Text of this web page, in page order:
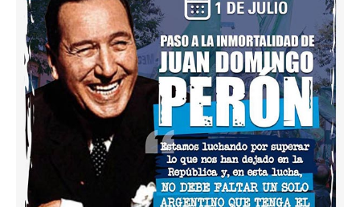
Galería de Delegaciones y Seccionales
Galería de videos
Videos de prevención
Noticias de Delegaciones y Seccionales
Memoria histórica
Notas